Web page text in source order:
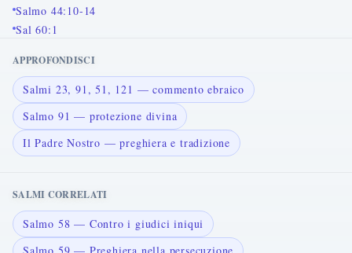
Salmo 44:10-14
Sal 60:1
APPROFONDISCI
Salmi 23, 91, 51, 121 — commento ebraico
Salmo 91 — protezione divina
Il Padre Nostro — preghiera e tradizione
SALMI CORRELATI
Salmo 58 — Contro i giudici iniqui